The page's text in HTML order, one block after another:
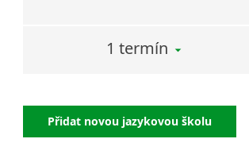
1 termín
Přidat novou jazykovou školu